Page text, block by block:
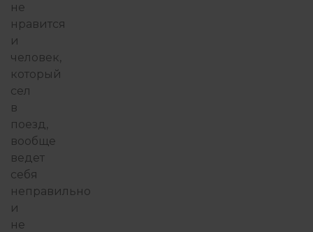
не
нравится
и
человек,
который
сел
в
поезд,
вообще
ведет
себя
неправильно
и
не